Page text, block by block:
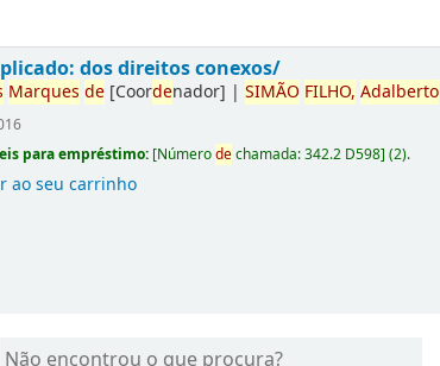
dos direitos conexos/
Marques de [Coordenador] |SIMÃO FILHO, Adalberto
para empréstimo: [Númerodechamada:342.2 D598](2).
ao seu carrinho